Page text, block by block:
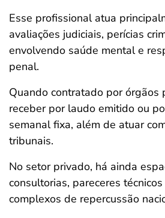
Esse profissional atua
avaliações judiciais, perícias
envolvendo saúde mental e
penal.
Quando contratado por órgãos
receber por laudo emitido ou
semanal fixa, além de atuar
tribunais.
No setor privado, há ainda
consultorias, pareceres
complexos de repercussão